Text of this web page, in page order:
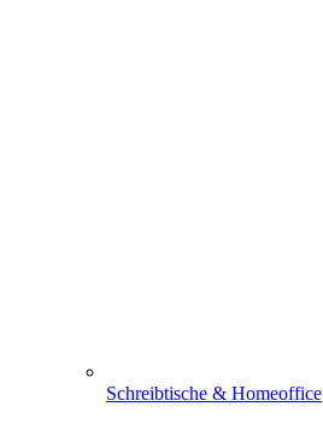
Schreibtische & Homeoffice